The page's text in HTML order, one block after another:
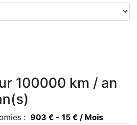
100000 km / an
: 903 € - 15 € / Mois